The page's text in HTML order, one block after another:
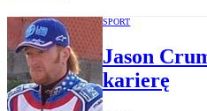
SPORT
Jason
karierę